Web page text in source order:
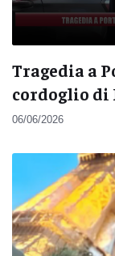
Tragedia a
cordoglio di
06/06/2026